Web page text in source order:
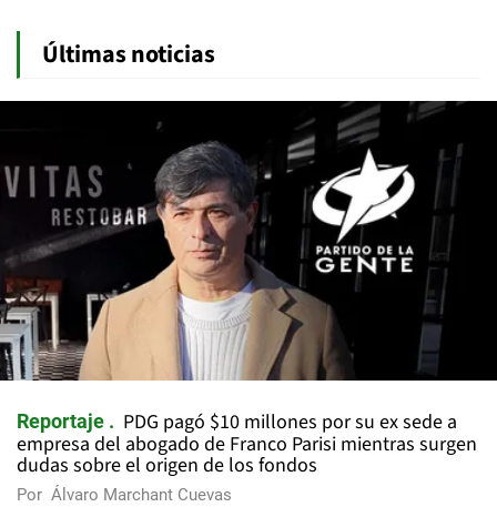
Últimas noticias
Reportaje
PDG pagó $10 millones por su ex sede a
empresa del abogado de Franco Parisi mientras surgen
dudas sobre el origen de los fondos
Por Álvaro Marchant Cuevas